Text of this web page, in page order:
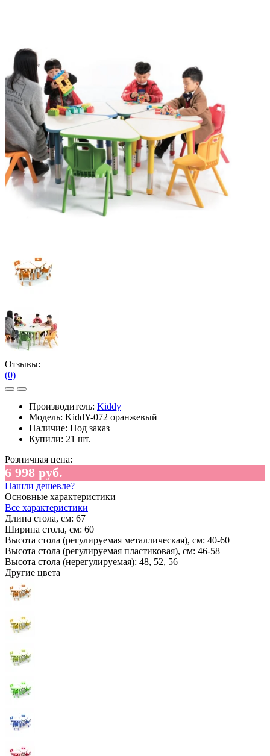
Отзывы:
(0)
Производитель: Kiddy
Модель: KiddY-072 оранжевый
Наличие: Под заказ
Купили: 21 шт.
Розничная цена:
6 998 руб.
Нашли дешевле?
Основные характеристики
Все характеристики
Длина стола, см: 67
Ширина стола, см: 60
Высота стола (регулируемая металлическая), см: 40-60
Высота стола (регулируемая пластиковая), см: 46-58
Высота стола (нерегулируемая): 48, 52, 56
Другие цвета